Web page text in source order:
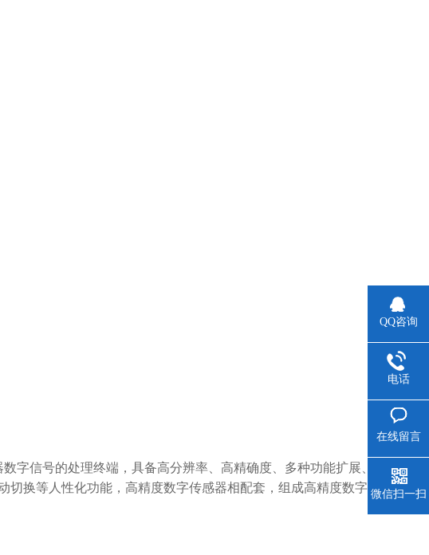
字信号的处理终端，具备高分辨率、高精确度、多种功能扩展、
换等人性化功能，高精度数字传感器相配套，组成高精度数字称
QQ咨询
电话
在线留言
微信扫一扫